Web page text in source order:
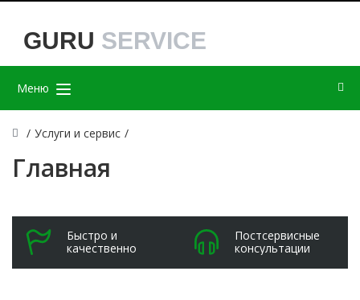
GURU SERVICE
Меню
/ Услуги и сервис /
Главная
Быстро и
качественно
Постсервисные
консультации